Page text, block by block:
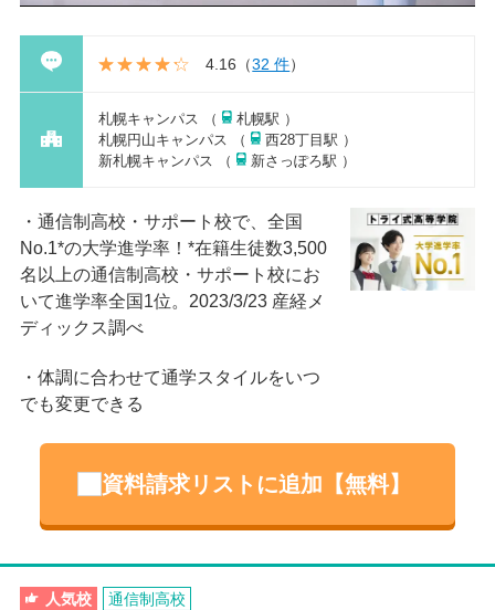
4.16 （32 件）
札幌キャンパス （
札幌駅 ）
札幌円山キャンパス （
西28丁目駅 ）
新札幌キャンパス （
新さっぽろ駅 ）
通信制高校・サポート校で、全国
No.1*の大学進学率！*在籍⽣徒数3,500
名以上の通信制⾼校・サポート校にお
いて進学率全国1位。2023/3/23 産経メ
ディックス調べ
体調に合わせて通学スタイルをいつ
でも変更できる
資料請求リストに追加【無料】
人気校 通信制高校